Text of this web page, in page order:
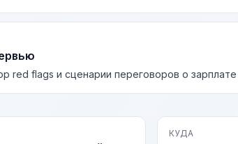
red flags и сценарии переговоров о
КУДА